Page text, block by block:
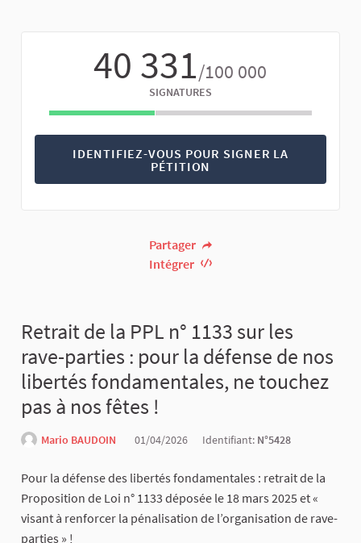
40 331/100 000
SIGNATURES
IDENTIFIEZ-VOUS POUR SIGNER LA
PÉTITION
Partager
Intégrer
Retrait de la PPL n° 1133 sur les
rave-parties : pour la défense de nos
libertés fondamentales, ne touchez
pas à nos fêtes !
Mario BAUDOIN 01/04/2026 Identifiant: N°5428
Pour la défense des libertés fondamentales : retrait de la
Proposition de Loi n° 1133 déposée le 18 mars 2025 et «
visant à renforcer la pénalisation de l’organisation de rave-
parties » !